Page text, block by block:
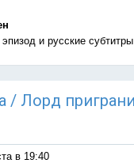
и русские
/ Лорд
в 19:40